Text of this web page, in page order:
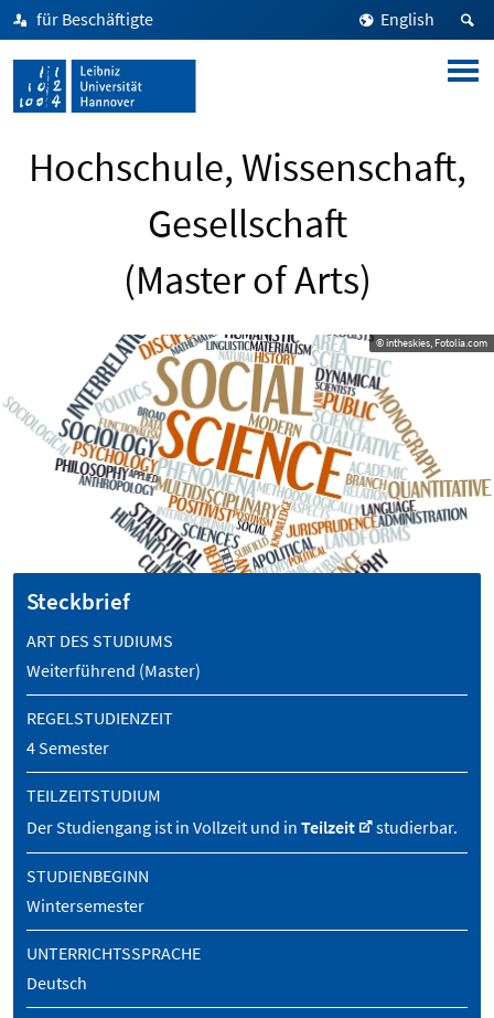
für Beschäftigte English
Hochschule, Wissenschaft,
Gesellschaft
(Master of Arts)
© intheskies, Fotolia.com
Steckbrief
ART DES STUDIUMS
Weiterführend (Master)
REGELSTUDIENZEIT
4 Semester
TEILZEITSTUDIUM
Der Studiengang ist in Vollzeit und in Teilzeit studierbar.
STUDIENBEGINN
Wintersemester
UNTERRICHTSSPRACHE
Deutsch